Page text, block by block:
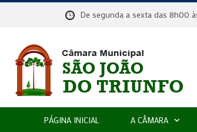
De segunda a sexta das
PÁGINA INICIAL A CÂMARA